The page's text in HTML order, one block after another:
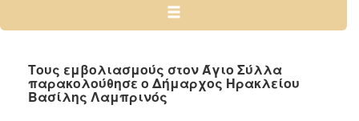
2024
2022
2021
Τους εμβολιασμούς στον Άγιο Σύλλα
παρακολούθησε ο Δήμαρχος Ηρακλείου
Βασίλης Λαμπρινός